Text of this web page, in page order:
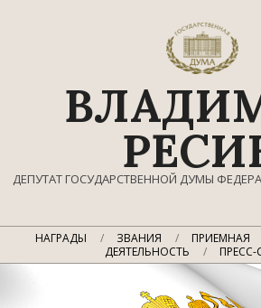
ДЕПУТАТ ГОСУДАРСТВЕННОЙ ДУМЫ
Главное
НАГРАДЫ ЗВАНИЯ ПРИЕМНАЯ
ДЕЯТЕЛЬНОСТЬ